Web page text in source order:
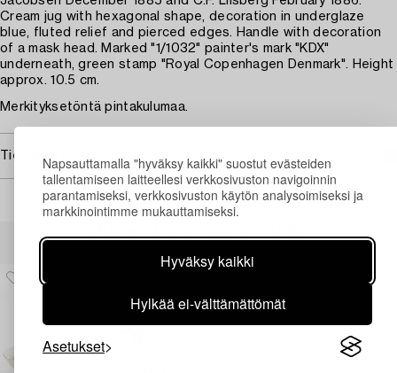
Napsauttamalla "hyväksy kaikki" suostut evästeiden
tallentamiseen laitteellesi verkkosivuston navigoinnin
parantamiseksi, verkkosivuston käytön analysoimiseksi ja
markkinointimme mukauttamiseksi.
Hyväksy kaikki
Hylkää ei-välttämättömät
Asetukset
Cream jug with hexagonal shape, decoration in underglaze
blue, fluted relief and pierced edges. Handle with decoration
of a mask head. Marked "1/1032" painter's mark "KDX"
underneath, green stamp "Royal Copenhagen Denmark". Height
approx. 10.5 cm.
Merkityksetöntä pintakulumaa.
Tietoa ostamisesta
Muiden katsomia kohteita